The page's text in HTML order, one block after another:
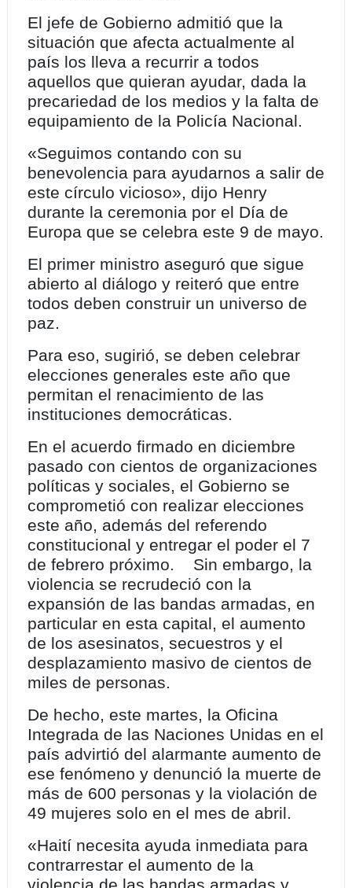
El jefe de Gobierno admitió que la
situación que afecta actualmente al
país los lleva a recurrir a todos
aquellos que quieran ayudar, dada la
precariedad de los medios y la falta de
equipamiento de la Policía Nacional.
«Seguimos contando con su
benevolencia para ayudarnos a salir de
este círculo vicioso», dijo Henry
durante la ceremonia por el Día de
Europa que se celebra este 9 de mayo.
El primer ministro aseguró que sigue
abierto al diálogo y reiteró que entre
todos deben construir un universo de
paz.
Para eso, sugirió, se deben celebrar
elecciones generales este año que
permitan el renacimiento de las
instituciones democráticas.
En el acuerdo firmado en diciembre
pasado con cientos de organizaciones
políticas y sociales, el Gobierno se
comprometió con realizar elecciones
este año, además del referendo
constitucional y entregar el poder el 7
de febrero próximo. Sin embargo, la
violencia se recrudeció con la
expansión de las bandas armadas, en
particular en esta capital, el aumento
de los asesinatos, secuestros y el
desplazamiento masivo de cientos de
miles de personas.
De hecho, este martes, la Oficina
Integrada de las Naciones Unidas en el
país advirtió del alarmante aumento de
ese fenómeno y denunció la muerte de
más de 600 personas y la violación de
49 mujeres solo en el mes de abril.
«Haití necesita ayuda inmediata para
contrarrestar el aumento de la